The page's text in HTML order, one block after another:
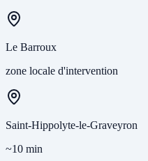
Le Barroux
zone locale d'intervention
Saint-Hippolyte-le-Graveyron
~10 min